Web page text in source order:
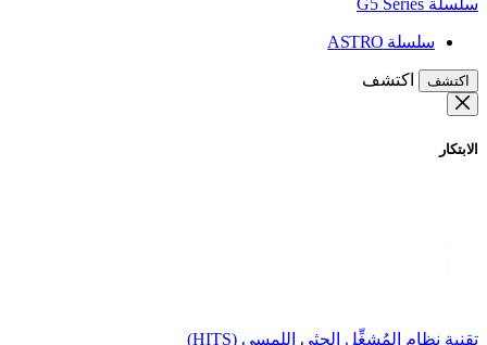
سلسلة G5 Series
سلسلة ASTRO
اكتشف اكتشف
الابتكار
تقنية نظام المُشغِّل الحثي اللمسي (HITS)